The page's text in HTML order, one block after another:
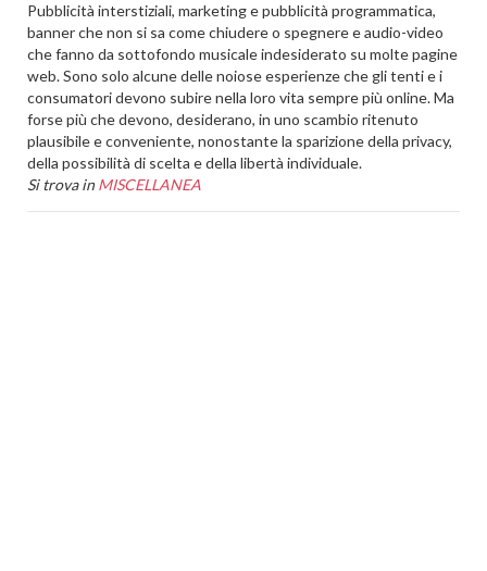
Pubblicità interstiziali, marketing e pubblicità programmatica,
banner che non si sa come chiudere o spegnere e audio-video
che fanno da sottofondo musicale indesiderato su molte pagine
web. Sono solo alcune delle noiose esperienze che gli tenti e i
consumatori devono subire nella loro vita sempre più online. Ma
forse più che devono, desiderano, in uno scambio ritenuto
plausibile e conveniente, nonostante la sparizione della privacy,
della possibilità di scelta e della libertà individuale.
Si trova in MISCELLANEA